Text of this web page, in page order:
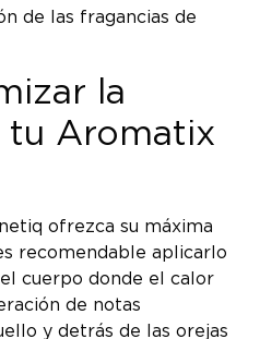
de las fragancias de
la
tu Aromatix
ofrezca su máxima
recomendable aplicarlo
cuerpo donde el calor
de notas
y detrás de las orejas